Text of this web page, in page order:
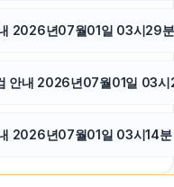
2026년07월01일 03시29분
안내 2026년07월01일 03
2026년07월01일 03시14분